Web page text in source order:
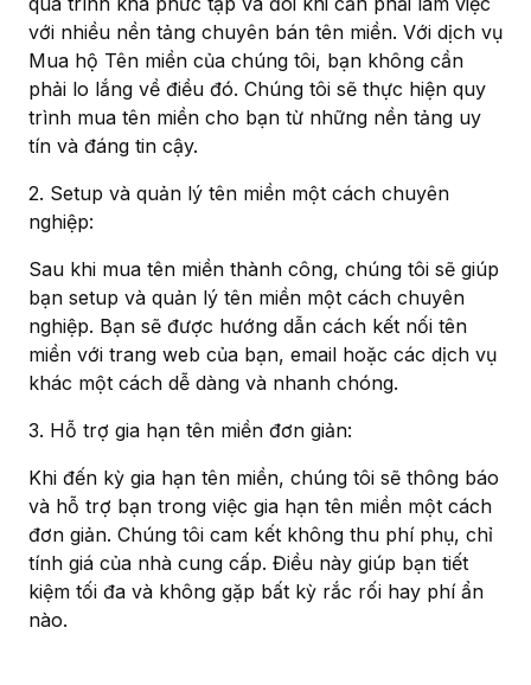
với nhiều nền tảng chuyên bán tên miền. Với dịch vụ
Mua hộ Tên miền của chúng tôi, bạn không cần
phải lo lắng về điều đó. Chúng tôi sẽ thực hiện quy
trình mua tên miền cho bạn từ những nền tảng uy
tín và đáng tin cậy.
2. Setup và quản lý tên miền một cách chuyên
nghiệp:
Sau khi mua tên miền thành công, chúng tôi sẽ giúp
bạn setup và quản lý tên miền một cách chuyên
nghiệp. Bạn sẽ được hướng dẫn cách kết nối tên
miền với trang web của bạn, email hoặc các dịch vụ
khác một cách dễ dàng và nhanh chóng.
3. Hỗ trợ gia hạn tên miền đơn giản:
Khi đến kỳ gia hạn tên miền, chúng tôi sẽ thông báo
và hỗ trợ bạn trong việc gia hạn tên miền một cách
đơn giản. Chúng tôi cam kết không thu phí phụ, chỉ
tính giá của nhà cung cấp. Điều này giúp bạn tiết
kiệm tối đa và không gặp bất kỳ rắc rối hay phí ẩn
nào.